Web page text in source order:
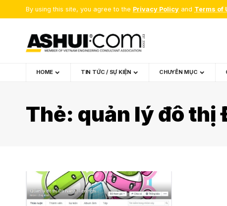
By using this site, you agree to the Privacy Policy and Terms of
HOME TIN TỨC / SỰ KIỆN CHUYÊN MỤC
Thẻ: quản lý đô thị